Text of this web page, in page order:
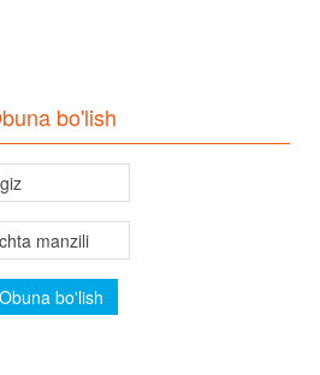
bo'lish